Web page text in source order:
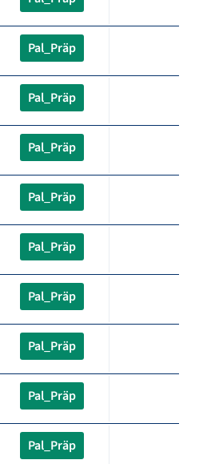
Pal_Präp
Pal_Präp
Pal_Präp
Pal_Präp
Pal_Präp
Pal_Präp
Pal_Präp
Pal_Präp
Pal_Präp